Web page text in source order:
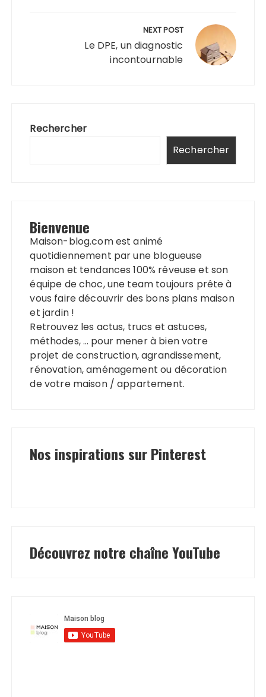
NEXT POST
Le DPE, un diagnostic
incontournable
Rechercher
Rechercher
Bienvenue
Maison-blog.com est animé
quotidiennement par une blogueuse
maison et tendances 100% rêveuse et son
équipe de choc, une team toujours prête à
vous faire découvrir des bons plans maison
et jardin !
Retrouvez les actus, trucs et astuces,
méthodes, … pour mener à bien votre
projet de construction, agrandissement,
rénovation, aménagement ou décoration
de votre maison / appartement.
Nos inspirations sur Pinterest
Découvrez notre chaîne YouTube